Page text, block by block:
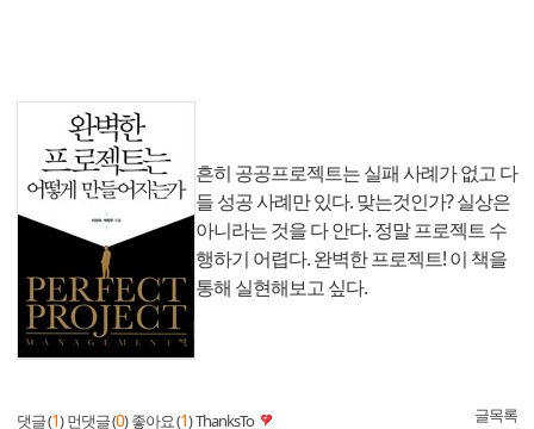
흔히 공공프로젝트는 실패 사례가 없고 다
들 성공 사례만 있다. 맞는것인가? 실상은
아니라는 것을 다 안다. 정말 프로젝트 수
행하기 어렵다. 완벽한 프로젝트! 이 책을
통해 실현해보고 싶다.
댓글 (1) 먼댓글 (0) 좋아요 (1)ThanksTo 글목록